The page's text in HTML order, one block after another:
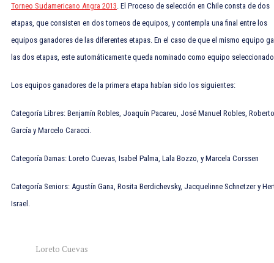
Torneo Sudamericano Angra 2013 . El Proceso de selección en Chile consta de dos
etapas, que consisten en dos torneos de equipos, y contempla una final entre los
equipos ganadores de las diferentes etapas. En el caso de que el mismo equipo
las dos etapas, este automáticamente queda nominado como equipo
Los equipos ganadores de la primera etapa habían sido los siguientes:
Categoría Libres: Benjamín Robles, Joaquín Pacareu, José Manuel Robles, Roberto
García y Marcelo Caracci.
Categoría Damas: Loreto Cuevas, Isabel Palma, Lala Bozzo, y Marcela Corssen
Categoría Seniors: Agustín Gana, Rosita Berdichevsky, Jacquelinne Schnetzer y
Israel.
Loreto Cuevas